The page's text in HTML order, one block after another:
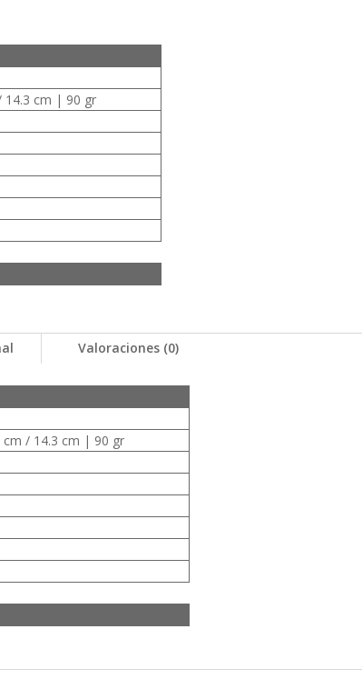
14.3 cm | 90 gr
Valoraciones (0)
cm / 14.3 cm | 90 gr